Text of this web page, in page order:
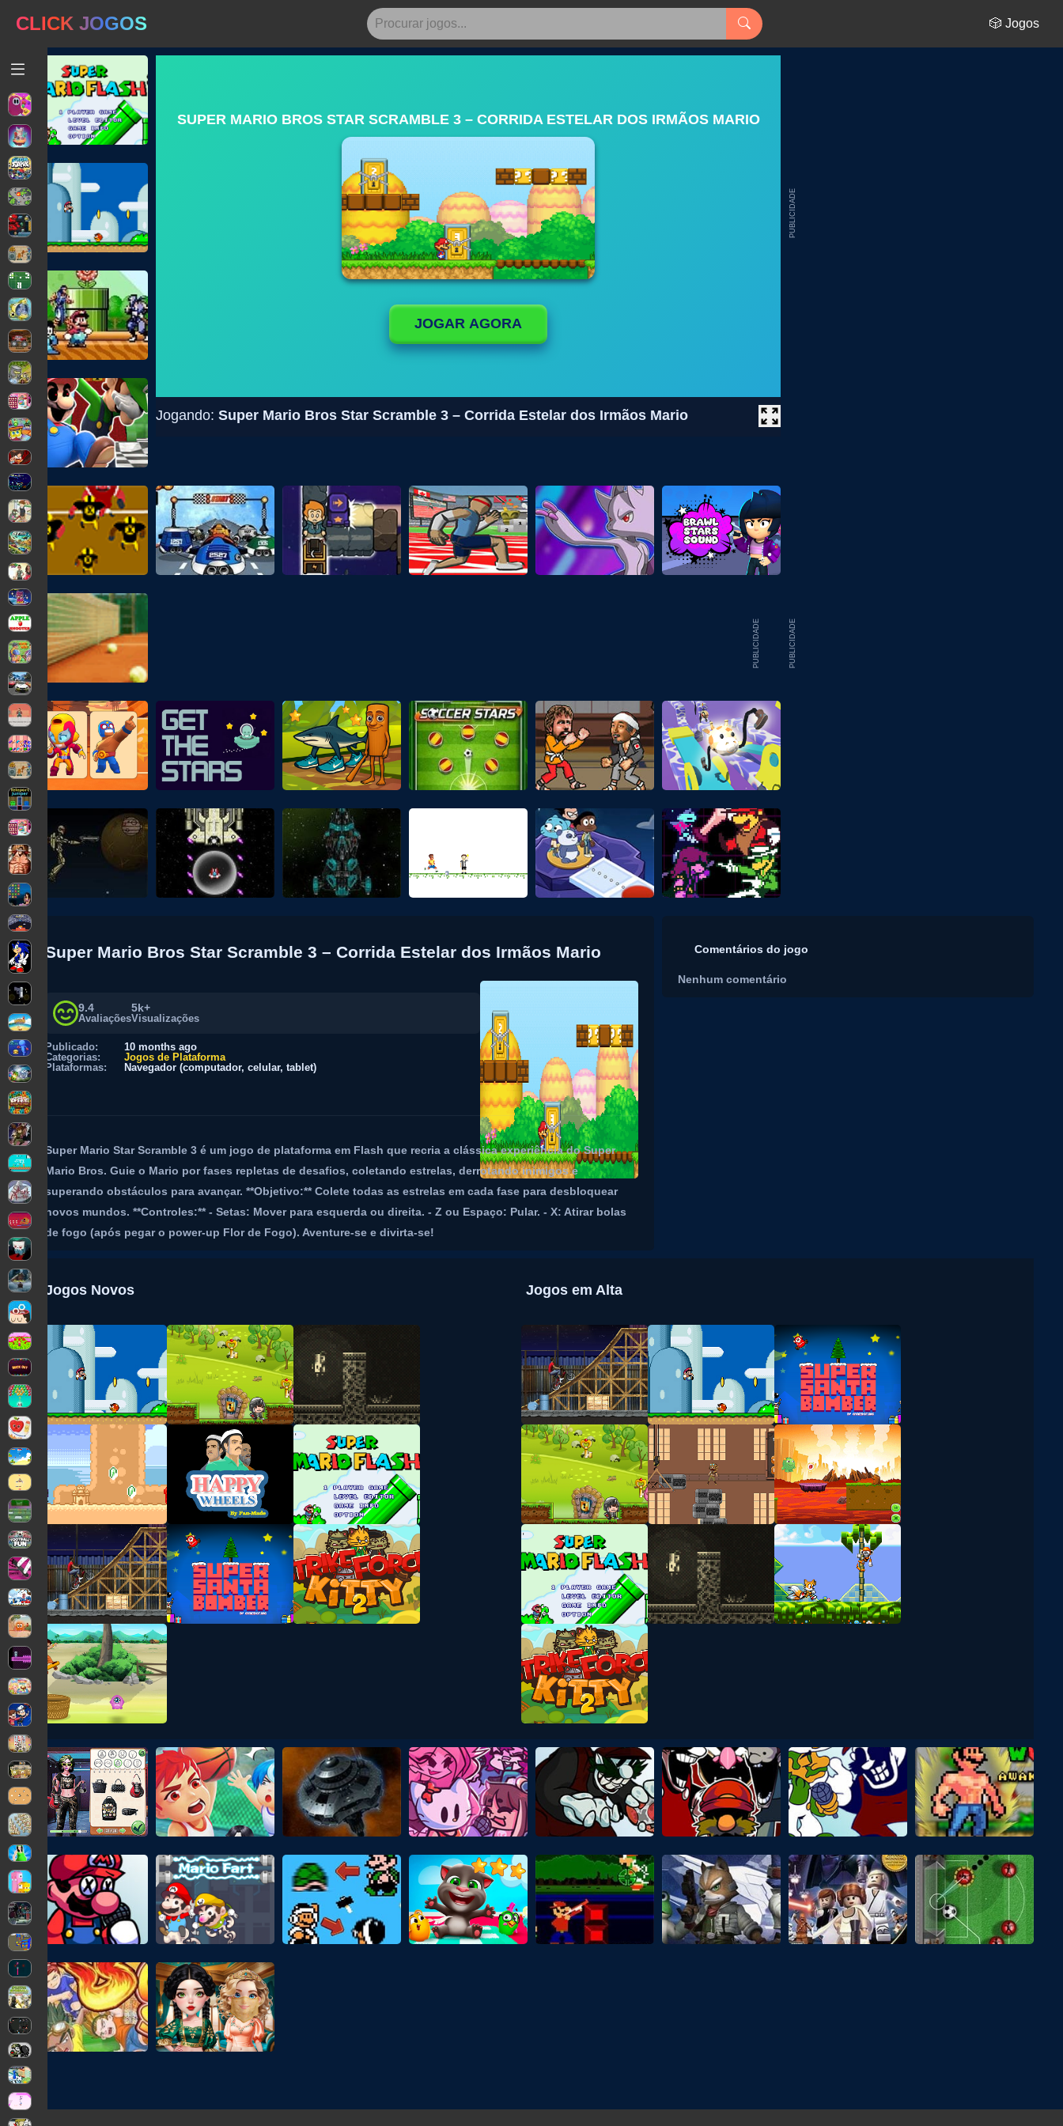
CLICK JOGOS 🎲 Jogos
SUPER MARIO BROS STAR SCRAMBLE 3 – CORRIDA ESTELAR DOS IRMÃOS MARIO
JOGAR AGORA
Jogando: Super Mario Bros Star Scramble 3 – Corrida Estelar dos Irmãos Mario
PUBLICIDADE
PUBLICIDADE
PUBLICIDADE
Super Mario Bros Star Scramble 3 – Corrida Estelar dos Irmãos Mario
9.4
Avaliações
5k+
Visualizações
Publicado:
10 months ago
Categorias:
Jogos de Plataforma
Plataformas:
Navegador (computador, celular, tablet)
Super Mario Star Scramble 3 é um jogo de plataforma em Flash que recria a clássica experiência do Super
Mario Bros. Guie o Mario por fases repletas de desafios, coletando estrelas, derrotando inimigos e
superando obstáculos para avançar. **Objetivo:** Colete todas as estrelas em cada fase para desbloquear
novos mundos. **Controles:** - Setas: Mover para esquerda ou direita. - Z ou Espaço: Pular. - X: Atirar bolas
de fogo (após pegar o power-up Flor de Fogo). Aventure-se e divirta-se!
Comentários do jogo
Nenhum comentário
Jogos Novos Jogos em Alta